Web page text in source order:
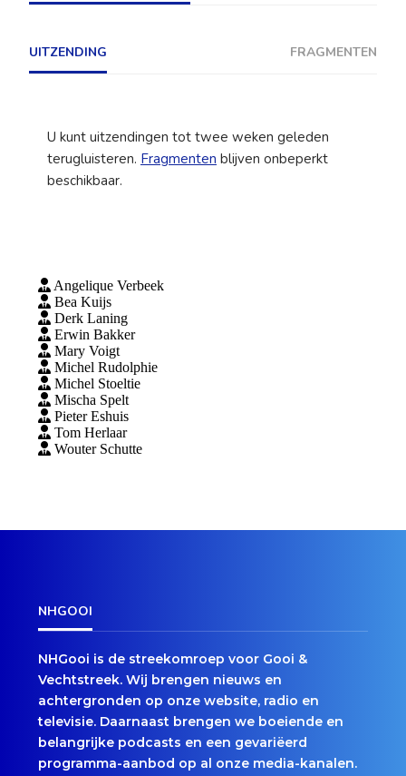
UITZENDING FRAGMENTEN
U kunt uitzendingen tot twee weken geleden
terugluisteren. Fragmenten blijven onbeperkt
beschikbaar.
Angelique Verbeek
Bea Kuijs
Derk Laning
Erwin Bakker
Mary Voigt
Michel Rudolphie
Michel Stoeltie
Mischa Spelt
Pieter Eshuis
Tom Herlaar
Wouter Schutte
NHGOOI
NHGooi is de streekomroep voor Gooi &
Vechtstreek. Wij brengen nieuws en
achtergronden op onze website, radio en
televisie. Daarnaast brengen we boeiende en
belangrijke podcasts en een gevariëerd
programma-aanbod op al onze media-kanalen.